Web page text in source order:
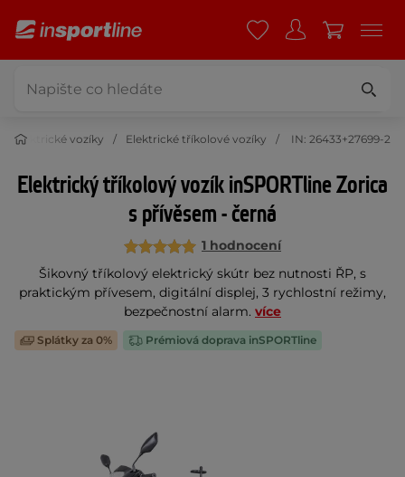
Elektrické vozíky Elektrické tříkolové vozíky IN: 26433+27699-2
Elektrický tříkolový vozík inSPORTline Zorica
s přívěsem - černá
1 hodnocení
Šikovný tříkolový elektrický skútr bez nutnosti ŘP, s
praktickým přívesem, digitální displej, 3 rychlostní režimy,
bezpečnostní alarm. více
Splátky za 0% Prémiová doprava inSPORTline